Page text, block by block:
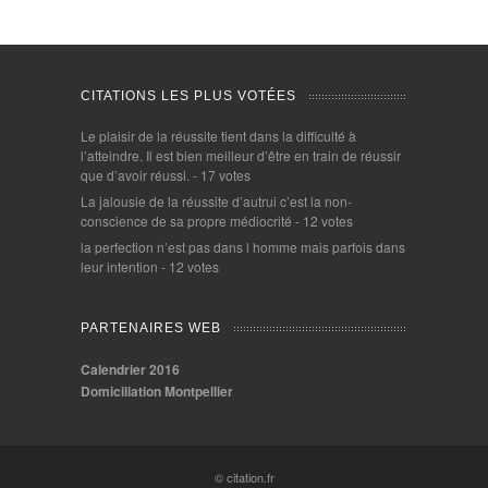
CITATIONS LES PLUS VOTÉES
Le plaisir de la réussite tient dans la difficulté à
l’atteindre. Il est bien meilleur d’être en train de réussir
que d’avoir réussi. - 17 votes
La jalousie de la réussite d’autrui c’est la non-
conscience de sa propre médiocrité - 12 votes
la perfection n’est pas dans l homme mais parfois dans
leur intention - 12 votes
PARTENAIRES WEB
Calendrier 2016
Domiciliation Montpellier
© citation.fr